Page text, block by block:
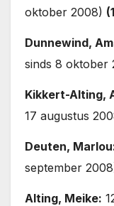
oktober 2008)
Dunnewind,
sinds 8 oktober
Kikkert-Alting,
17 augustus
Deuten,
september
Alting, Meike: